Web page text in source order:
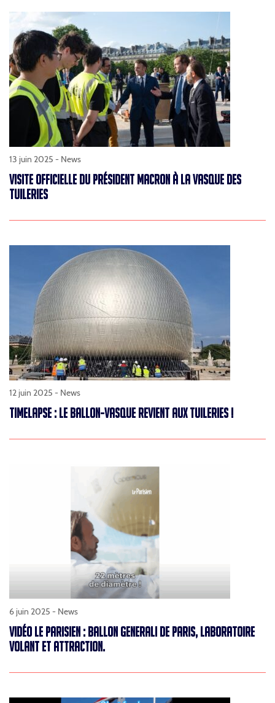
13 juin 2025 - News
VISITE OFFICIELLE DU PRÉSIDENT MACRON À LA VASQUE DES
TUILERIES
12 juin 2025 - News
TIMELAPSE : LE BALLON-VASQUE REVIENT AUX TUILERIES !
6 juin 2025 - News
VIDÉO LE PARISIEN : BALLON GENERALI DE PARIS, LABORATOIRE
VOLANT ET ATTRACTION.